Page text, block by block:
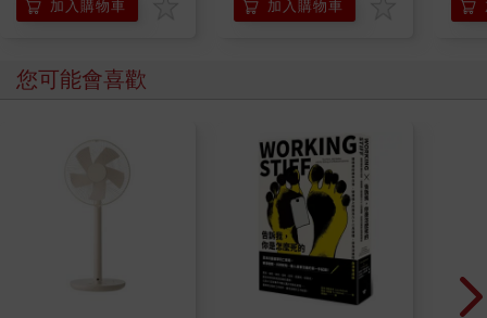
加入購物車
的37個科學方法
加入購物車
您可能會喜歡